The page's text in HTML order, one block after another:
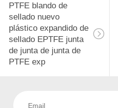
PTFE blando de
sellado nuevo
plástico expandido de
sellado EPTFE junta
de junta de junta de
PTFE exp